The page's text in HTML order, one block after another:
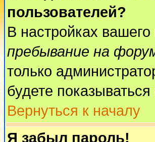
пользователей?
В настройках
пребывание на
только
будете
Вернуться к началу
Я забыл пароль!